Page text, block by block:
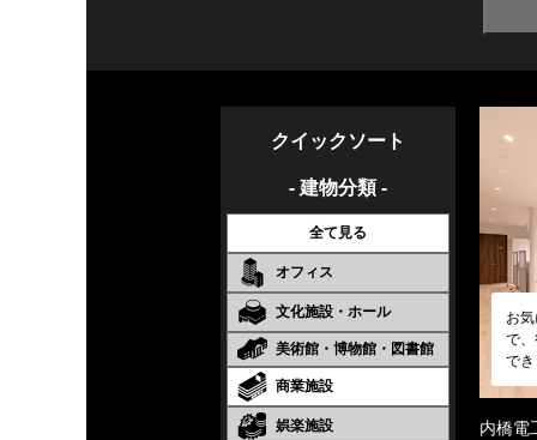
クイックソート
- 建物分類 -
全て見る
オフィス
文化施設・ホール
美術館・博物館・図書館
商業施設
娯楽施設
お
で
で
内橋電